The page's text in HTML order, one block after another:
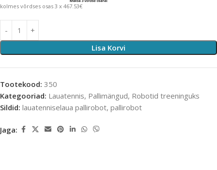
kolmes võrdses osas 3 x 467.53€
Lisa Korvi
Tootekood: 350
Kategooriad: Lauatennis, Pallimängud, Robotid treeninguks
Sildid: lauatenniselaua pallirobot, pallirobot
Jaga: